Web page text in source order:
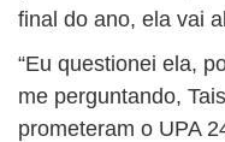
final do ano, ela vai
“Eu questionei ela,
me perguntando,
prometeram o UPA